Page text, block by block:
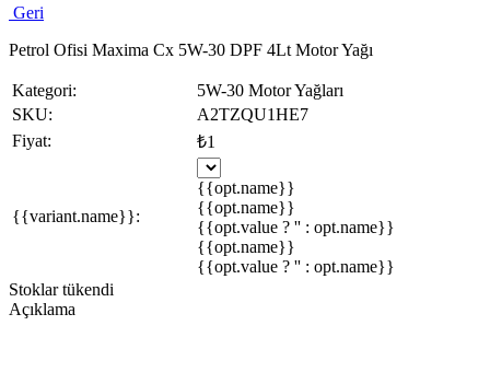
Geri
Petrol Ofisi Maxima Cx 5W-30 DPF 4Lt Motor Yağı
Kategori:
5W-30 Motor Yağları
SKU:
A2TZQU1HE7
Fiyat:
₺1
{{variant.name}}:
{{opt.name}}
{{opt.name}}
{{opt.value ? '' : opt.name}}
{{opt.name}}
{{opt.value ? '' : opt.name}}
Stoklar tükendi
Açıklama